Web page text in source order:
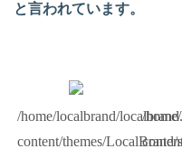
と言われています。
/home/localbrand/
content/themes/LocalBrand/
/